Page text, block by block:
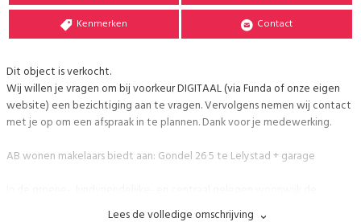
Kenmerken Contact
Dit object is verkocht.
Wij willen je vragen om bij voorkeur DIGITAAL (via Funda of onze eigen
website) een bezichtiging aan te vragen. Vervolgens nemen wij contact
met je op om een afspraak in te plannen. Dank voor je medewerking.
AB wonen makelaars biedt aan: Gondel 26 5 te Lelystad + garage
'Gondel' ligt deze ruime tussenwoning met de achtertuin op het zuid-
Lees de volledige omschrijving